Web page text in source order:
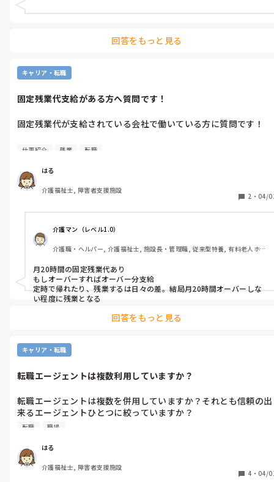
障害者支援施設にその傾向が強いのか...。
特養は利用者に対して敬う姿勢が強かったり、家族との関わりが
多い為丁寧なケアに慣れていた私は転職当初驚いてばかりでし
いる職員でいまいち伝わらない様子です。
障害者支援施設はそのようなところが多いのでしょうか...。
回答をもっと見る
キャリア・転職
固定残業代支給がある方へ質問です！
固定残業代が支給されている会社で働いている方に質問です！
固定残業代があるということはある程度残業があると思うのです
それとも定時退社はほぼ無く、毎日1時間以上の残業が当たり前
だったりするんでしょうか？
今見ている求人が月30時間の固定残業代があったので...様々なご
経験がある方のお話を聞きたいです🙇‍♀️
仕事紹介 残業 転職
はる
介護福祉士, 障害者支援施設
2 ・ 04/
介護マン（レベル1.0）
介護職・ヘルパー, 介護福祉士, 施設長・管理職, 従来型特養, 有料老人ホー
養, 障害福祉関連, 障害者支援施設, 小規模多機能型居宅介護, 社会福祉士
月20時間の固定残業代あり
もしオーバーすればオーバー分支給
定時で帰れたり、残業するは日々の差。結局月20時間オーバーしな
い程度に残業となる
回答をもっと見る
キャリア・転職
転職エージェントは複数利用していますか？
転職エージェントは複数を併用していますか？それとも信頼の出
来るエージェントひとつに絞っていますか？
トから電話が来ている状態です。
複数にお願いして、様々な視点からご提案いただいた方が良いの
でしょうか？
転職 職場
はる
介護福祉士, 障害者支援施設
4 ・ 04/